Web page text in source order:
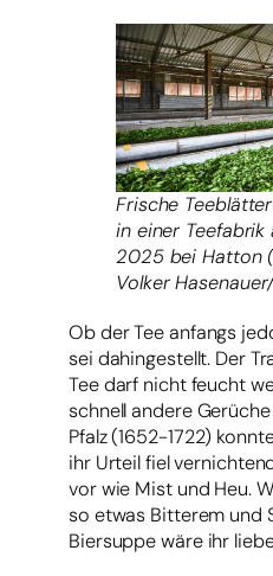
Frische
in einer Teefabrik
2025 bei Hatton
Volker
Ob der Tee anfangs
sei dahingestellt. Der
Tee darf nicht feucht
schnell andere
Pfalz (1652-1722)
ihr Urteil fiel
vor wie Mist und Heu.
so etwas Bitterem und
Biersuppe wäre ihr